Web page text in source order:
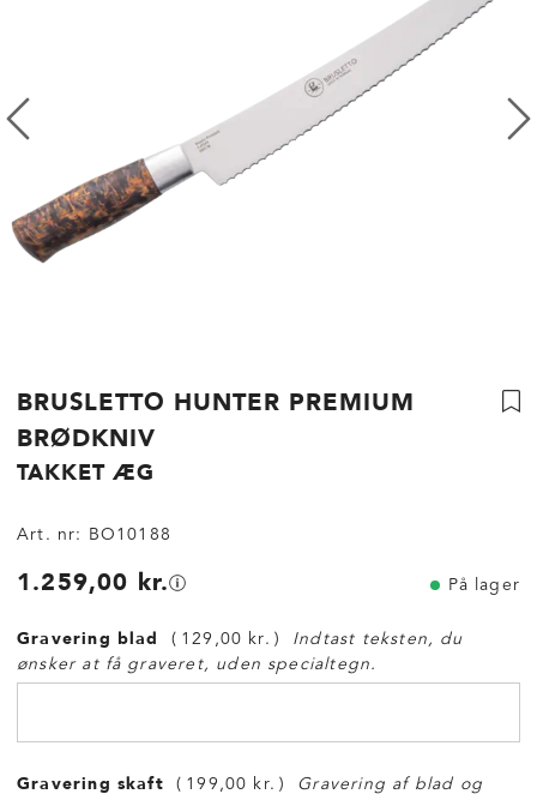
BRUSLETTO HUNTER PREMIUM
BRØDKNIV
TAKKET ÆG
Art. nr: BO10188
1.259,00 kr. På lager
Gravering blad 129,00 kr.
Indtast teksten, du
ønsker at få graveret, uden specialtegn.
Gravering skaft 199,00 kr.
Gravering af blad og